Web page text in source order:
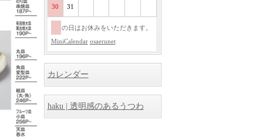
30 31
の日はお休みをいただきます。
MiniCalendar osaerunet
カレンダー
haku | 透明感のあるうつわ